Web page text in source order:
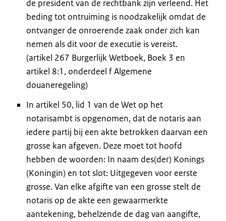
de president van de rechtbank zijn verleend. Het
beding tot ontruiming is noodzakelijk omdat de
ontvanger de onroerende zaak onder zich kan
nemen als dit voor de executie is vereist.
(artikel 267 Burgerlijk Wetboek, Boek 3 en
artikel 8:1, onderdeel f Algemene
douaneregeling)
In artikel 50, lid 1 van de Wet op het
notarisambt is opgenomen, dat de notaris aan
iedere partij bij een akte betrokken daarvan een
grosse kan afgeven. Deze moet tot hoofd
hebben de woorden: In naam des(der) Konings
(Koningin) en tot slot: Uitgegeven voor eerste
grosse. Van elke afgifte van een grosse stelt de
notaris op de akte een gewaarmerkte
aantekening, behelzende de dag van aangifte,